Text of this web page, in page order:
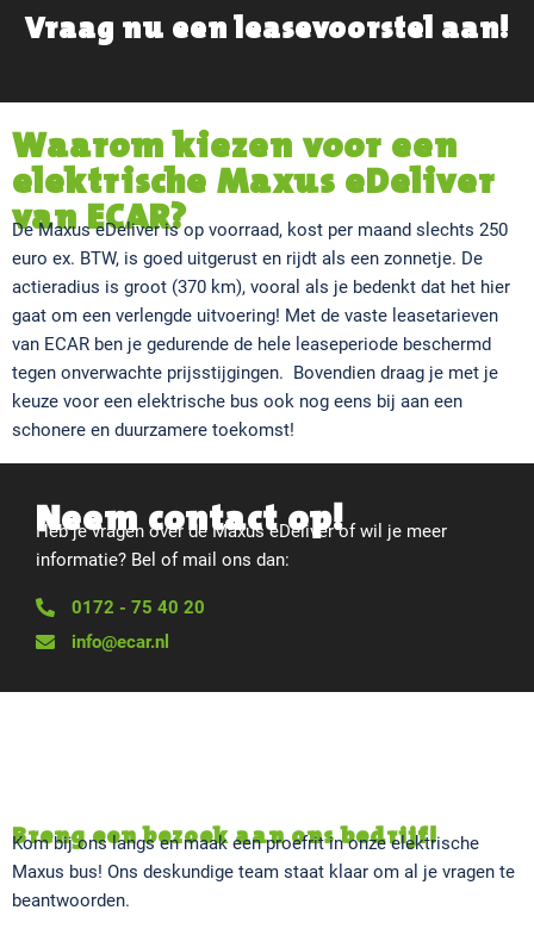
Vraag nu een leasevoorstel aan!
Waarom kiezen voor een
elektrische Maxus eDeliver
van ECAR?
De Maxus eDeliver is op voorraad, kost per maand slechts 250
euro ex. BTW, is goed uitgerust en rijdt als een zonnetje. De
actieradius is groot (370 km), vooral als je bedenkt dat het hier
gaat om een verlengde uitvoering! Met de vaste leasetarieven
van ECAR ben je gedurende de hele leaseperiode beschermd
tegen onverwachte prijsstijgingen. Bovendien draag je met je
keuze voor een elektrische bus ook nog eens bij aan een
schonere en duurzamere toekomst!
Neem contact op!
Heb je vragen over de Maxus eDeliver of wil je meer
informatie? Bel of mail ons dan:
0172 - 75 40 20
info@ecar.nl
Breng een bezoek aan ons bedrijf!
Kom bij ons langs en maak een proefrit in onze elektrische
Maxus bus! Ons deskundige team staat klaar om al je vragen te
beantwoorden.